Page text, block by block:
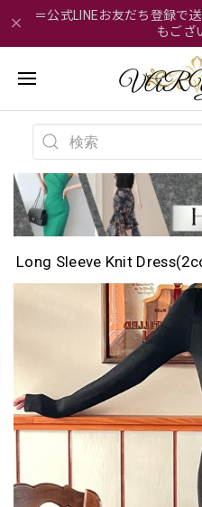
＝公式LINEお友だち登録で
もござ
Long Sleeve Knit